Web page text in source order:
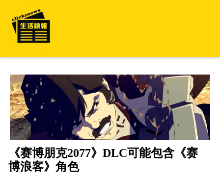
《赛博朋克2077》DLC可能包含《赛
博浪客》角色